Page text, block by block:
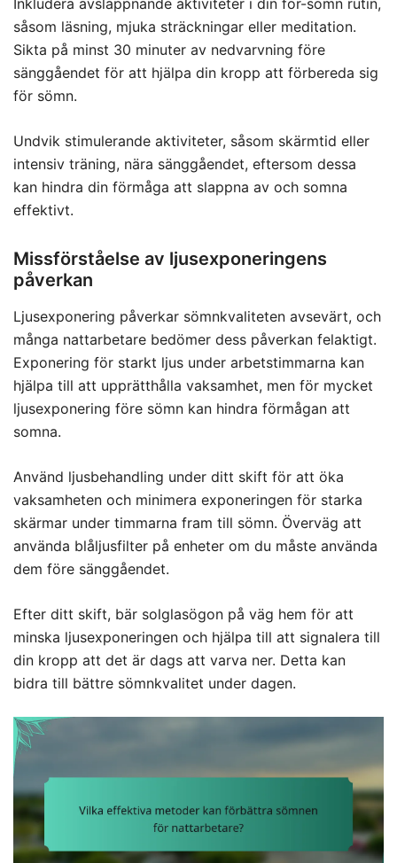
Inkludera avslappnande aktiviteter i din för-sömn rutin,
såsom läsning, mjuka sträckningar eller meditation.
Sikta på minst 30 minuter av nedvarvning före
sänggåendet för att hjälpa din kropp att förbereda sig
för sömn.
Undvik stimulerande aktiviteter, såsom skärmtid eller
intensiv träning, nära sänggåendet, eftersom dessa
kan hindra din förmåga att slappna av och somna
effektivt.
Missförståelse av ljusexponeringens
påverkan
Ljusexponering påverkar sömnkvaliteten avsevärt, och
många nattarbetare bedömer dess påverkan felaktigt.
Exponering för starkt ljus under arbetstimmarna kan
hjälpa till att upprätthålla vaksamhet, men för mycket
ljusexponering före sömn kan hindra förmågan att
somna.
Använd ljusbehandling under ditt skift för att öka
vaksamheten och minimera exponeringen för starka
skärmar under timmarna fram till sömn. Överväg att
använda blåljusfilter på enheter om du måste använda
dem före sänggåendet.
Efter ditt skift, bär solglasögon på väg hem för att
minska ljusexponeringen och hjälpa till att signalera till
din kropp att det är dags att varva ner. Detta kan
bidra till bättre sömnkvalitet under dagen.